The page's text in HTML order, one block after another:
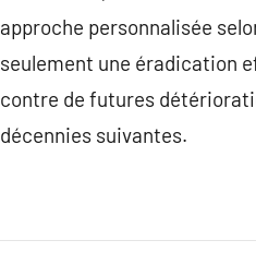
approche personnalisée
seulement une éradication
contre de futures
décennies suivantes.